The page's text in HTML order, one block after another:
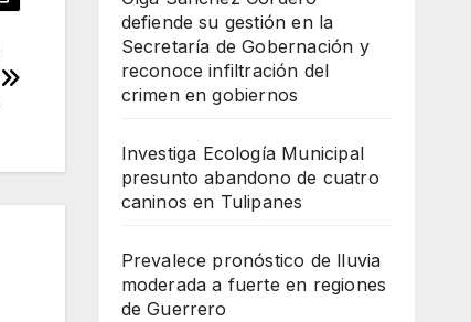
defiende su gestión en la
Secretaría de Gobernación y
reconoce infiltración del
crimen en gobiernos
Investiga Ecología Municipal
presunto abandono de cuatro
caninos en Tulipanes
Prevalece pronóstico de lluvia
moderada a fuerte en regiones
de Guerrero